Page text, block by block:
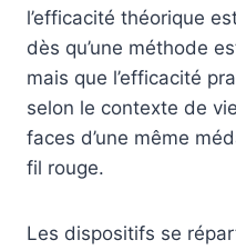
l’efficacité théorique
dès qu’une méthode
mais que l’efficacité
selon le contexte de
faces d’une même
fil rouge.
Les dispositifs se